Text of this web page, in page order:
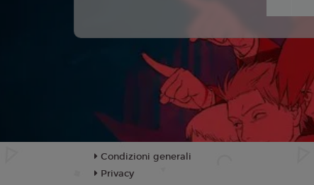
Condizioni generali
Privacy